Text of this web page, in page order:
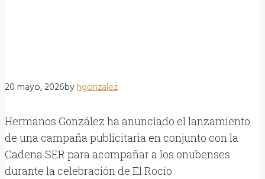
20 mayo, 2026byhgonzalez
Hermanos González ha anunciado el lanzamiento
de una campaña publicitaria en conjunto con la
Cadena SER para acompañar a los onubenses
durante la celebración de El Rocío